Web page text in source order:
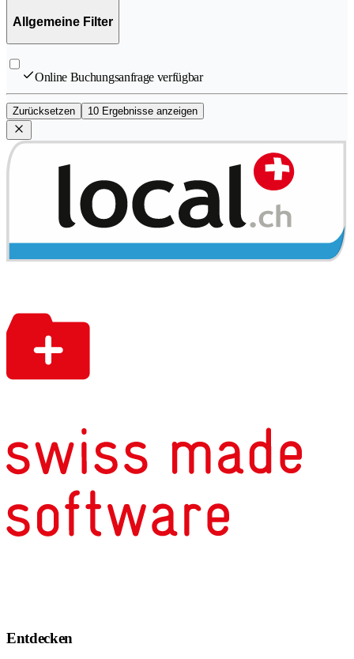
Allgemeine Filter
Online Buchungsanfrage verfügbar
Zurücksetzen 10 Ergebnisse anzeigen
Entdecken